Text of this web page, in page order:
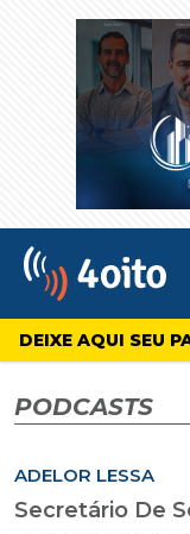
4oito
DEIXE AQUI SEU
PODCASTS
ADELOR LESSA
Secretário De